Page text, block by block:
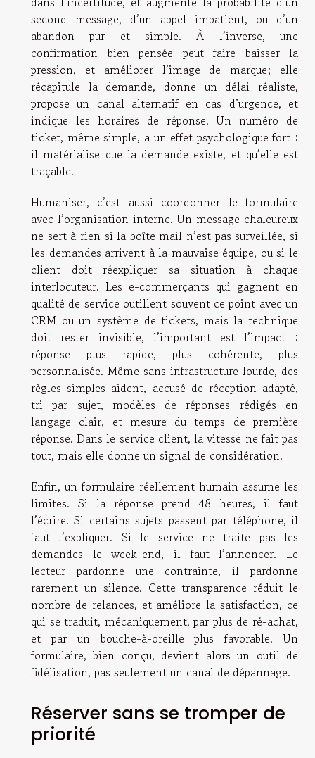
second message, d’un appel impatient, ou d’un
abandon pur et simple. À l’inverse, une
confirmation bien pensée peut faire baisser la
pression, et améliorer l’image de marque; elle
récapitule la demande, donne un délai réaliste,
propose un canal alternatif en cas d’urgence, et
indique les horaires de réponse. Un numéro de
ticket, même simple, a un effet psychologique fort :
il matérialise que la demande existe, et qu’elle est
traçable.
Humaniser, c’est aussi coordonner le formulaire
avec l’organisation interne. Un message chaleureux
ne sert à rien si la boîte mail n’est pas surveillée, si
les demandes arrivent à la mauvaise équipe, ou si le
client doit réexpliquer sa situation à chaque
interlocuteur. Les e-commerçants qui gagnent en
qualité de service outillent souvent ce point avec un
CRM ou un système de tickets, mais la technique
doit rester invisible, l’important est l’impact :
réponse plus rapide, plus cohérente, plus
personnalisée. Même sans infrastructure lourde, des
règles simples aident, accusé de réception adapté,
tri par sujet, modèles de réponses rédigés en
langage clair, et mesure du temps de première
réponse. Dans le service client, la vitesse ne fait pas
tout, mais elle donne un signal de considération.
Enfin, un formulaire réellement humain assume les
limites. Si la réponse prend 48 heures, il faut
l’écrire. Si certains sujets passent par téléphone, il
faut l’expliquer. Si le service ne traite pas les
demandes le week-end, il faut l’annoncer. Le
lecteur pardonne une contrainte, il pardonne
rarement un silence. Cette transparence réduit le
nombre de relances, et améliore la satisfaction, ce
qui se traduit, mécaniquement, par plus de ré-achat,
et par un bouche-à-oreille plus favorable. Un
formulaire, bien conçu, devient alors un outil de
fidélisation, pas seulement un canal de dépannage.
Réserver sans se tromper de
priorité